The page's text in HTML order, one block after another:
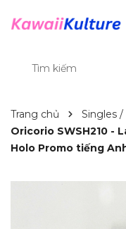
Trang chủ Singles /
Oricorio SWSH210 -
Holo Promo tiếng